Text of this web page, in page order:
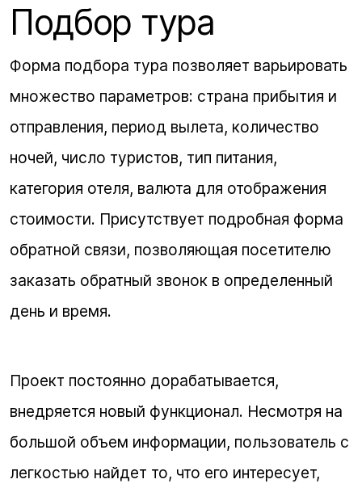
Подбор тура
Форма подбора тура позволяет варьировать
множество параметров: страна прибытия и
отправления, период вылета, количество
ночей, число туристов, тип питания,
категория отеля, валюта для отображения
стоимости. Присутствует подробная форма
обратной связи, позволяющая посетителю
заказать обратный звонок в определенный
день и время.
Проект постоянно дорабатывается,
внедряется новый функционал. Несмотря на
большой объем информации, пользователь с
легкостью найдет то, что его интересует,